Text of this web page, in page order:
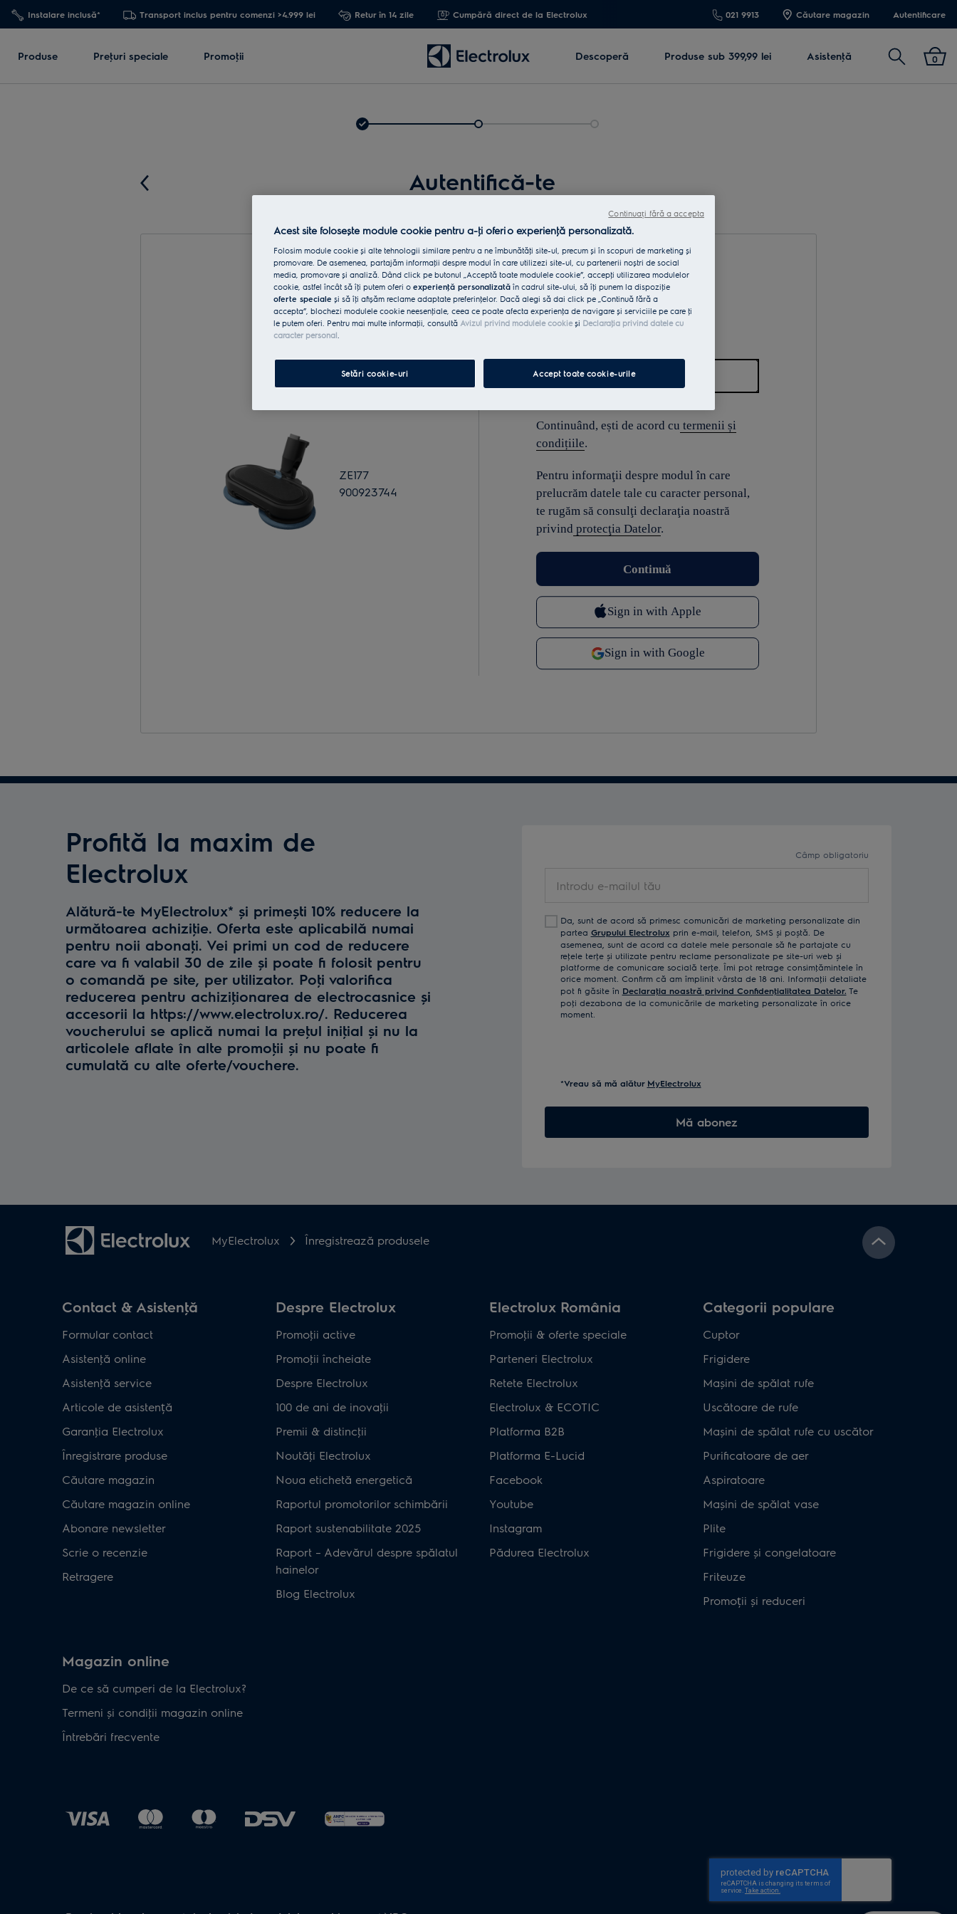
Instalare inclusă* Transport inclus pentru comenzi >4.999 lei Retur în 14 zile Cumpără direct de la Electrolux 021 9913 Căutare magazin Autentificare
Produse Preţuri speciale Promoţii Descoperă Produse sub 399,99 lei Asistenţă Cautare 0
Autentifică-te
ZE177
900923744
Introdu e-mail
Continuând, ești de acord cu termenii și
condițiile.
Pentru informaţii despre modul în care
prelucrăm datele tale cu caracter personal,
te rugăm să consulţi declaraţia noastră
privind protecţia Datelor.
Profită la maxim de
Electrolux
Alătură-te MyElectrolux* și primești 10% reducere la
următoarea achiziţie. Oferta este aplicabilă numai
pentru noii abonaţi. Vei primi un cod de reducere
care va fi valabil 30 de zile și poate fi folosit pentru
o comandă pe site, per utilizator. Poţi valorifica
reducerea pentru achiziţionarea de electrocasnice și
accesorii la https://www.electrolux.ro/. Reducerea
voucherului se aplică numai la preţul iniţial și nu la
articolele aflate în alte promoţii și nu poate fi
cumulată cu alte oferte/vouchere.
Câmp obligatoriu
Da, sunt de acord să primesc comunicări de marketing personalizate din
partea Grupului Electrolux prin e-mail, telefon, SMS și poștă. De
asemenea, sunt de acord ca datele mele personale să fie partajate cu
reţele terţe și utilizate pentru reclame personalizate pe site-uri web și
platforme de comunicare socială terţe. Îmi pot retrage consimţămintele în
orice moment. Confirm că am împlinit vârsta de 18 ani. Informaţii detaliate
pot fi găsite în Declaraţia noastră privind Confidenţialitatea Datelor. Te
poţi dezabona de la comunicările de marketing personalizate în orice
moment.
*Vreau să mă alătur MyElectrolux
Mă abonez
MyElectrolux Înregistrează produsele
Contact & Asistenţă
Formular contact
Asistenţă online
Asistenţă service
Articole de asistență
Garanţia Electrolux
Înregistrare produse
Căutare magazin
Căutare magazin online
Abonare newsletter
Scrie o recenzie
Retragere
Despre Electrolux
Promoţii active
Promoţii încheiate
Despre Electrolux
100 de ani de inovaţii
Premii & distincţii
Noutăţi Electrolux
Noua etichetă energetică
Raportul promotorilor schimbării
Raport sustenabilitate 2025
Raport – Adevărul despre spălatul
hainelor
Blog Electrolux
Electrolux România
Promoţii & oferte speciale
Parteneri Electrolux
Retete Electrolux
Electrolux & ECOTIC
Platforma B2B
Platforma E-Lucid
Facebook
Youtube
Instagram
Pădurea Electrolux
Categorii populare
Cuptor
Frigidere
Mașini de spălat rufe
Uscătoare de rufe
Mașini de spălat rufe cu uscător
Purificatoare de aer
Aspiratoare
Mașini de spălat vase
Plite
Frigidere și congelatoare
Friteuze
Promoții și reduceri
Magazin online
De ce să cumperi de la Electrolux?
Termeni și condiţii magazin online
Întrebări frecvente
Acest site folosește module cookie pentru a-ţi oferi o experienţă personalizată.
Folosim module cookie și alte tehnologii similare pentru a ne îmbunătăţi site-ul, precum și în scopuri de marketing și
promovare. De asemenea, partajăm informaţii despre modul în care utilizezi site-ul, cu partenerii noștri de social
media, promovare și analiză. Dând click pe butonul „Acceptă toate modulele cookie”, accepţi utilizarea modulelor
cookie, astfel încât să îţi putem oferi o experienţă personalizată în cadrul site-ului, să îţi punem la dispoziţie
oferte speciale și să îţi afișăm reclame adaptate preferinţelor. Dacă alegi să dai click pe „Continuă fără a
accepta”, blochezi modulele cookie neesenţiale, ceea ce poate afecta experienţa de navigare și serviciile pe care ţi
le putem oferi. Pentru mai multe informaţii, consultă Avizul privind modulele cookieși Declaraţia privind datele cu
caracter personal.
Setări cookie-uri Accept toate cookie-urile
Continuați fără a accepta